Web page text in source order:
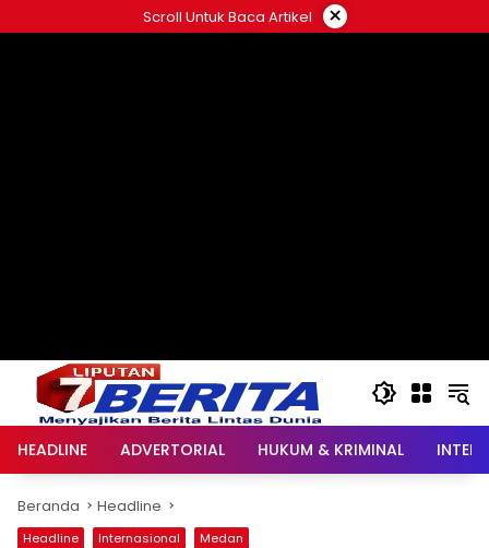
ke
Scroll Untuk Baca Artikel ×
HEADLINE ADVERTORIAL HUKUM & KRIMINAL
Beranda Headline
Headline Internasional Medan